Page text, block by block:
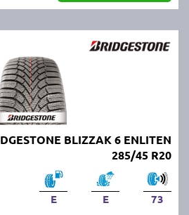
BLIZZAK 6 ENLITEN
285/45 R20
E E 73